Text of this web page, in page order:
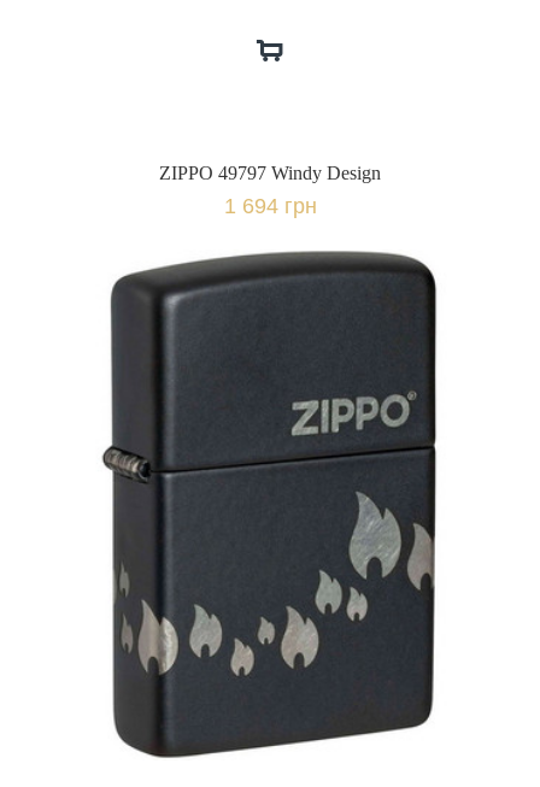
ZIPPO 49797 Windy Design
1 694 грн